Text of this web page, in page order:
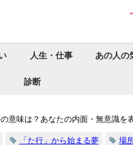
人生・仕事 あの人の
診断
意味は？あなたの内面・無意識を
「た行」から始まる夢 場